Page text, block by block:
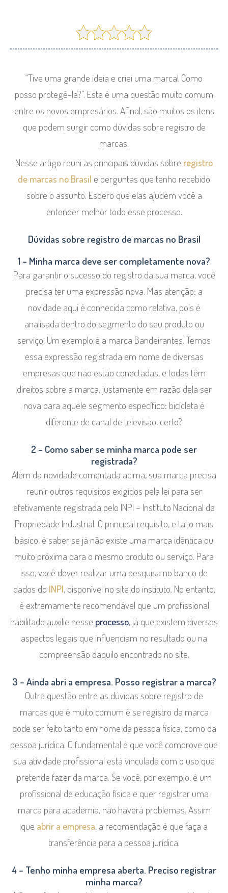
“Tive uma grande ideia e criei uma marca! Como
posso protegê-la?”. Esta é uma questão muito comum
entre os novos empresários. Afinal, são muitos os itens
que podem surgir como dúvidas sobre registro de
marcas.
Nesse artigo reuni as principais dúvidas sobre registro
de marcas no Brasil e perguntas que tenho recebido
sobre o assunto. Espero que elas ajudem você a
entender melhor todo esse processo.
Dúvidas sobre registro de marcas no Brasil
1 – Minha marca deve ser completamente nova?
Para garantir o sucesso do registro da sua marca, você
precisa ter uma expressão nova. Mas atenção: a
novidade aqui é conhecida como relativa, pois é
analisada dentro do segmento do seu produto ou
serviço. Um exemplo é a marca Bandeirantes. Temos
essa expressão registrada em nome de diversas
empresas que não estão conectadas, e todas têm
direitos sobre a marca, justamente em razão dela ser
nova para aquele segmento específico: bicicleta é
diferente de canal de televisão, certo?
2 – Como saber se minha marca pode ser
registrada?
Além da novidade comentada acima, sua marca precisa
reunir outros requisitos exigidos pela lei para ser
efetivamente registrada pelo INPI – Instituto Nacional da
Propriedade Industrial. O principal requisito, e tal o mais
básico, é saber se já não existe uma marca idêntica ou
muito próxima para o mesmo produto ou serviço. Para
isso, você dever realizar uma pesquisa no banco de
dados do INPI, disponível no site do instituto. No entanto,
é extremamente recomendável que um profissional
habilitado auxilie nesse processo, já que existem diversos
aspectos legais que influenciam no resultado ou na
compreensão daquilo encontrado no site.
3 – Ainda abri a empresa. Posso registrar a marca?
Outra questão entre as dúvidas sobre registro de
marcas que é muito comum é se registro da marca
pode ser feito tanto em nome da pessoa física, como da
pessoa jurídica. O fundamental é que você comprove que
sua atividade profissional está vinculada com o uso que
pretende fazer da marca. Se você, por exemplo, é um
profissional de educação física e quer registrar uma
marca para academia, não haverá problemas. Assim
que abrir a empresa, a recomendação é que faça a
transferência para a pessoa jurídica.
4 – Tenho minha empresa aberta. Preciso registrar
minha marca?